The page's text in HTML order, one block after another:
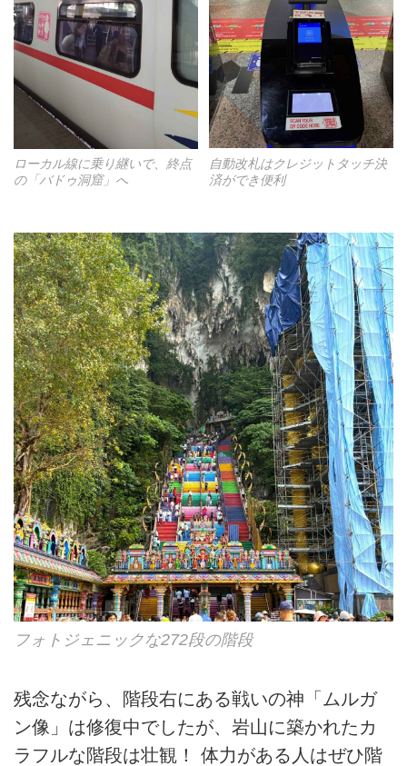
ローカル線に乗り継いで、終点
の「バドゥ洞窟」へ
自動改札はクレジットタッチ決
済ができ便利
フォトジェニックな272段の階段
残念ながら、階段右にある戦いの神「ムルガ
ン像」は修復中でしたが、岩山に築かれたカ
ラフルな階段は壮観！ 体力がある人はぜひ階